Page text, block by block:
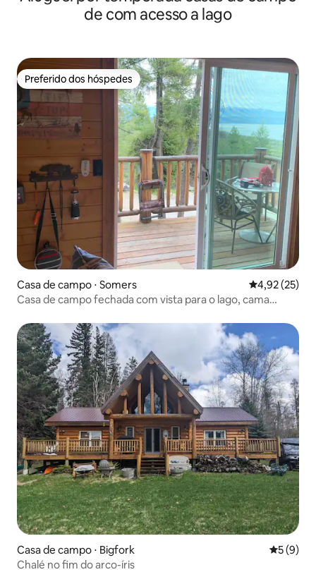
de com acesso a lago
Preferido dos hóspedes
Preferido dos hóspedes
Casa de campo ⋅ Somers 4,92 de uma
4,92 (25)
Casa de campo fechada com vista para o lago, cama
elétrico
Casa de campo ⋅ Bigfork 5 de
5 (9)
Chalé no fim do arco-íris